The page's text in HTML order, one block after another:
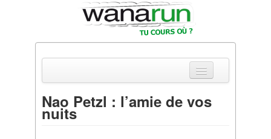
Actualités
Nao Petzl : l’amie de vos
nuits